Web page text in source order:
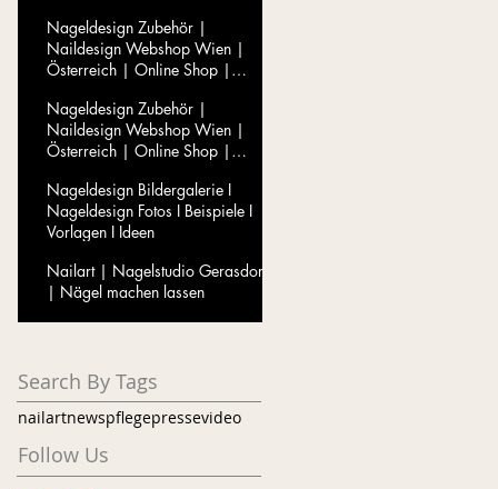
Nageldesign Zubehör |
Naildesign Webshop Wien |
Österreich | Online Shop |
Nageldesign Zubehör |
Naildesign Webshop Wien |
Österreich | Online Shop |
Nageldesign Bildergalerie I
Nageldesign Fotos I Beispiele I
Vorlagen I Ideen
Nailart | Nagelstudio Gerasdorf
| Nägel machen lassen
Search By Tags
nailartnewspflegepressevideo
Follow Us